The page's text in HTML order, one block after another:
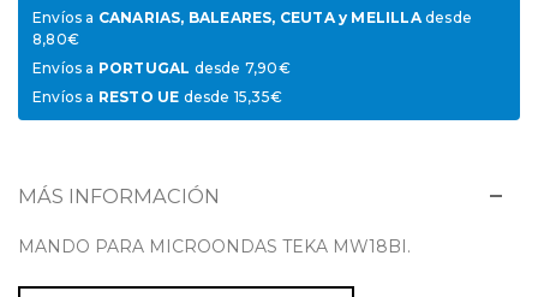
Envíos a CANARIAS, BALEARES, CEUTA y MELILLAdesde
8,80€
Envíos a PORTUGAL desde 7,90€
Envíos a RESTO UE desde 15,35€
MÁS INFORMACIÓN
MANDO PARA MICROONDAS TEKA MW18BI.